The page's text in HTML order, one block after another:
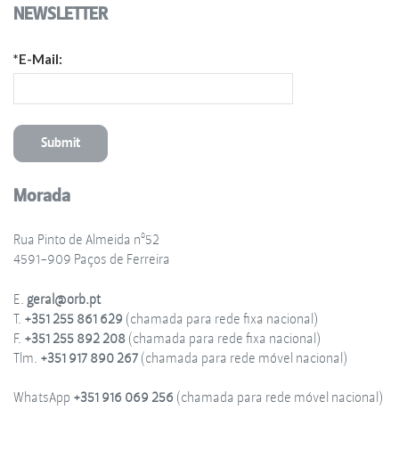
NEWSLETTER
*E-Mail:
Morada
Rua Pinto de Almeida nº52
4591-909 Paços de Ferreira
E. geral@orb.pt
T. +351 255 861 629 (chamada para rede fixa nacional)
F. +351 255 892 208(chamada para rede fixa nacional)
Tlm. +351 917 890 267(chamada para rede móvel nacional)
WhatsApp +351 916 069 256 (chamada para rede móvel nacional)